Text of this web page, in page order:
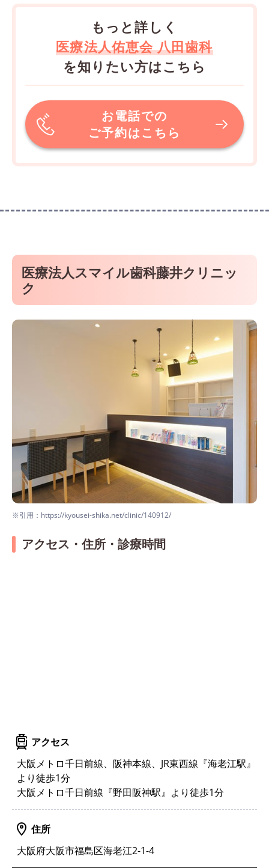
もっと詳しく
医療法人佑恵会 八田歯科
を知りたい方はこちら
お電話での
ご予約はこちら
医療法人スマイル歯科藤井クリニッ
ク
※引用：https://kyousei-shika.net/clinic/140912/
アクセス・住所・診療時間
アクセス
大阪メトロ千日前線、阪神本線、JR東西線『海老江駅』
より徒歩1分
大阪メトロ千日前線『野田阪神駅』より徒歩1分
住所
大阪府大阪市福島区海老江2-1-4